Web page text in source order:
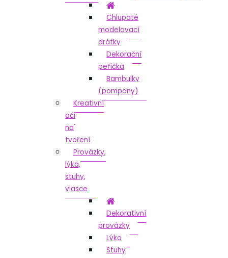
Chlupaté
modelovací
drátky
Dekorační
peříčka
Bambulky
(pompony)
Kreativní
oči
na
tvoření
Provázky,
lýka,
stuhy,
vlasce
Dekorativní
provázky
Lýko
Stuhy